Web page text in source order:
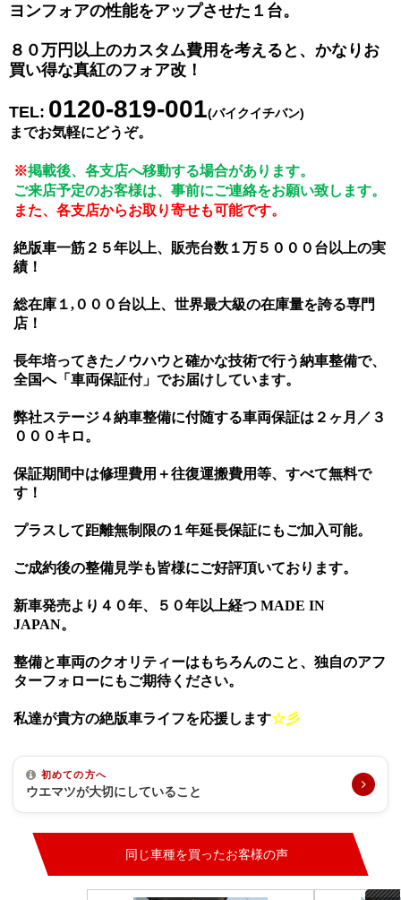
ヨンフォアの性能をアップさせた１台。
８０万円以上のカスタム費用を考えると、かなりお
買い得な真紅のフォア改！
TEL​​: 0120-819-001(バイクイチバン)
までお気軽にどうぞ。
※掲載後、各支店へ移動する場合があります。
ご来店予定のお客様は、事前にご連絡をお願い致します。
また、各支店からお取り寄せも可能です。
絶版車一筋２５年以上、販売台数１万５０００台以上の実
績！
総在庫１,０００台以上、世界最大級の在庫量を誇る専門
店！
長年培ってきたノウハウと確かな技術で行う納車整備で、
全国へ「車両保証付」でお届けしています。
弊社ステージ４納車整備に付随する車両保証は２ヶ月／３
０００キロ。
保証期間中は修理費用＋往復運搬費用等、すべて無料で
す！
プラスして距離無制限の１年延長保証にもご加入可能。
ご成約後の整備見学も皆様にご好評頂いております。
新車発売より４０年、５０年以上経つ MADE IN
JAPAN。
整備と車両のクオリティーはもちろんのこと、独自のアフ
ターフォローにもご期待ください。
私達が貴方の絶版車ライフを応援します☆彡
初めての方へ
ウエマツが大切にしていること
同じ車種を買ったお客様の声